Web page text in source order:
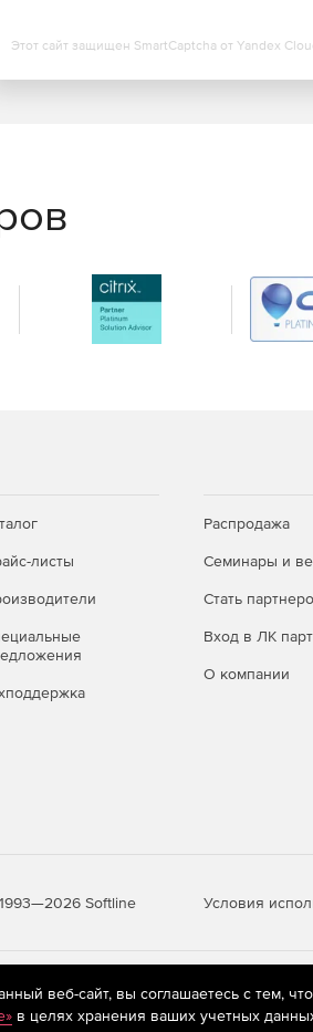
8 и Windows 8.1.
Этот сайт защищен SmartCaptcha от Yandex
листы
Распродажа
Семинары и
Стать
Вход в ЛК
О компании
Softline Условия
рекомендательные технологии
пользователей сети
веб-сайт, вы соглашаетесь с тем,
в целях хранения ваших учетных